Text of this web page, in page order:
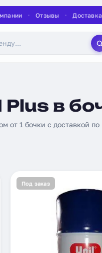
Отзывы
в
от 1 бочки с доставкой
Под заказ